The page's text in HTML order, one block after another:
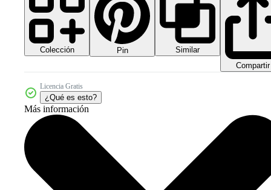
Colección Pin
Similar
Compartir
Licencia Gratis
¿Qué es esto?
Más información